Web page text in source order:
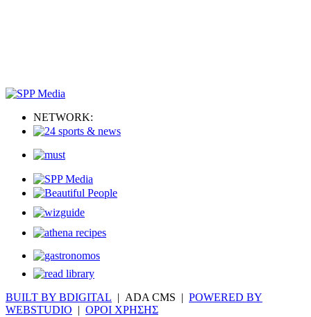
NETWORK:
BUILT BY BDIGITAL | ADA CMS | POWERED BY
WEBSTUDIO | ΟΡΟΙ ΧΡΗΣΗΣ